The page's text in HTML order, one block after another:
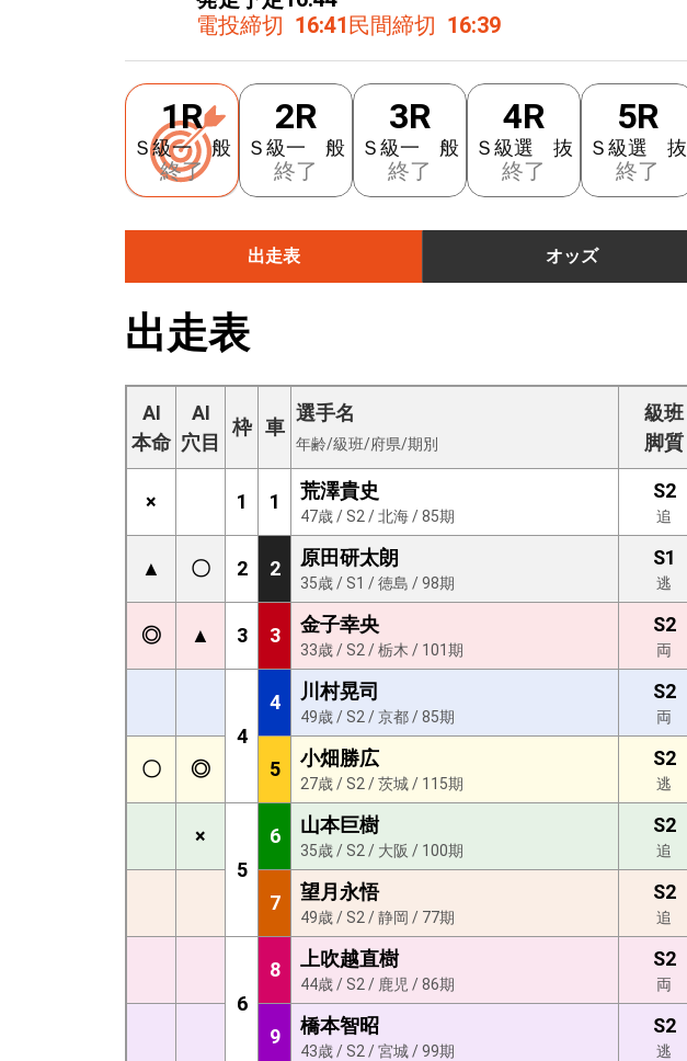
電投締切 16:41民間締切 16:39
1R
Ｓ級一 般
終了
2R
Ｓ級一 般
終了
3R
Ｓ級一 般
終了
4R
Ｓ級選 抜
終了
5R
Ｓ級選 抜
終了
出走表 オッズ
出走表
AI
本命
AI
穴目
枠 車
選手名
年齢/級班/府県/期別
級班
脚質
× 1 1 荒澤貴史
47歳 / S2 / 北海 / 85期
S2
追
▲ 〇 2 2 原田研太朗
35歳 / S1 / 徳島 / 98期
S1
逃
◎ ▲ 3 3 金子幸央
33歳 / S2 / 栃木 / 101期
S2
両
4
4 川村晃司
49歳 / S2 / 京都 / 85期
S2
両
〇 ◎ 5 小畑勝広
27歳 / S2 / 茨城 / 115期
S2
逃
×
5
6 山本巨樹
35歳 / S2 / 大阪 / 100期
S2
追
7 望月永悟
49歳 / S2 / 静岡 / 77期
S2
追
6
8 上吹越直樹
44歳 / S2 / 鹿児 / 86期
S2
両
9 橋本智昭
43歳 / S2 / 宮城 / 99期
S2
逃